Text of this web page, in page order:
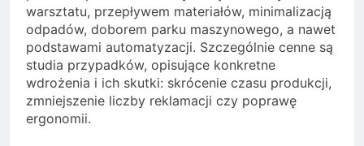
warsztatu, przepływem materiałów, minimalizacją
odpadów, doborem parku maszynowego, a nawet
podstawami automatyzacji. Szczególnie cenne są
studia przypadków, opisujące konkretne
wdrożenia i ich skutki: skrócenie czasu produkcji,
zmniejszenie liczby reklamacji czy poprawę
ergonomii.